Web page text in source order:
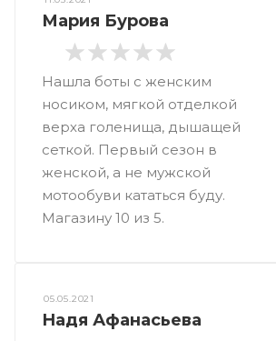
Мария Бурова
Нашла боты с женским
носиком, мягкой отделкой
верха голенища, дышащей
сеткой. Первый сезон в
женской, а не мужской
мотообуви кататься буду.
Магазину 10 из 5.
05.05.2021
Надя Афанасьева